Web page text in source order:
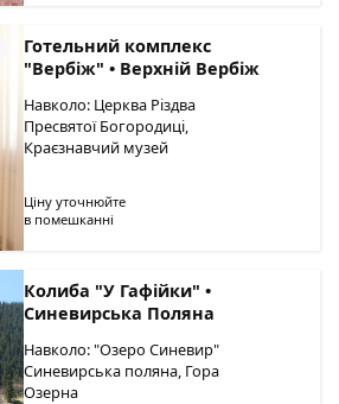
Готельний комплекс
"Вербіж" • Верхній Вербіж
Навколо: Церква Різдва
Пресвятої Богородиці,
Краєзнавчий музей
Ціну уточнюйте
в помешканні
Колиба "У Гафійки" •
Синевирська Поляна
Навколо: "Озеро Синевир"
Синевирська поляна, Гора
Озерна